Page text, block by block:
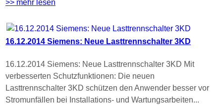
>> mehr lesen
16.12.2014 Siemens: Neue Lasttrennschalter 3KD
16.12.2014 Siemens: Neue Lasttrennschalter 3KD Mit
verbesserten Schutzfunktionen: Die neuen
Lasttrennschalter 3KD schützen den Anwender besser vor
Stromunfällen bei Installations- und Wartungsarbeiten...